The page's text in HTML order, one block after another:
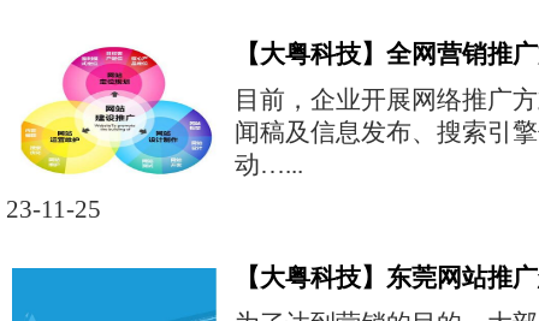
【大粤科技】全网营销推
目前，企业开展网络推广
闻稿及信息发布、搜索引
动…...
23-11-25
【大粤科技】东莞网站推